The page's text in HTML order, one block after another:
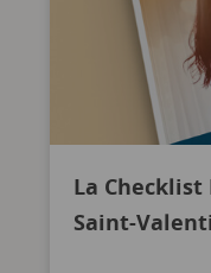
La
Saint-